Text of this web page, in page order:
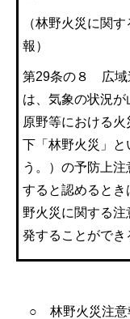
（林野火災に関
報）
第29条の８ 広域
は、気象の状況が
原野等における火
下「林野火災」と
う。）の予防上注
すると認めるとき
野火災に関する注
発することができ
○ 林野火災注意